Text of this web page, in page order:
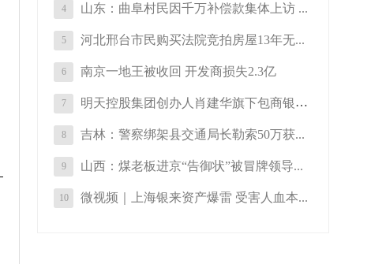
4 山东：曲阜村民因千万补偿款集体上访 ...
5 河北邢台市民购买法院竞拍房屋13年无...
6 南京一地王被收回 开发商损失2.3亿
7 明天控股集团创办人肖建华旗下包商银行...
8 吉林：警察绑架县交通局长勒索50万获...
9 山西：煤老板进京“告御状”被冒牌领导...
10 微视频｜上海银来资产爆雷 受害人血本...